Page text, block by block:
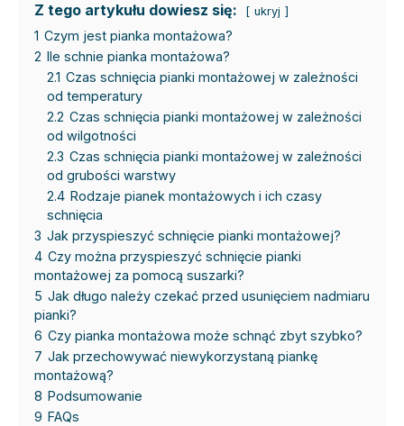
Z tego artykułu dowiesz się: ukryj
1 Czym jest pianka montażowa?
2 Ile schnie pianka montażowa?
2.1 Czas schnięcia pianki montażowej w zależności
od temperatury
2.2 Czas schnięcia pianki montażowej w zależności
od wilgotności
2.3 Czas schnięcia pianki montażowej w zależności
od grubości warstwy
2.4 Rodzaje pianek montażowych i ich czasy
schnięcia
3 Jak przyspieszyć schnięcie pianki montażowej?
4 Czy można przyspieszyć schnięcie pianki
montażowej za pomocą suszarki?
5 Jak długo należy czekać przed usunięciem nadmiaru
pianki?
6 Czy pianka montażowa może schnąć zbyt szybko?
7 Jak przechowywać niewykorzystaną piankę
montażową?
8 Podsumowanie
9 FAQs